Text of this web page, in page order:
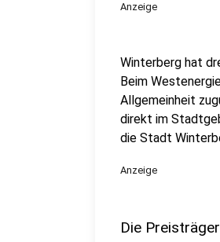
Anzeige
Winterberg hat
Beim
Allgemeinheit
direkt im
die Stadt
Anzeige
Die Preisträger